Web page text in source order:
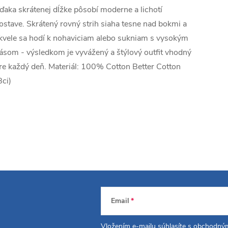
skrátenej dĺžke pôsobí moderne a lichotí
Skrátený rovný strih siaha tesne nad bokmi a
sa hodí k nohaviciam alebo sukniam s vysokým
- výsledkom je vyvážený a štýlový outfit vhodný
každý deň. Materiál: 100% Cotton Better Cotton
Email